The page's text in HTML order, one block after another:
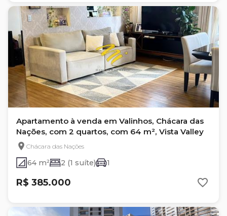
Apartamento à venda em Valinhos, Chácara das
Nações, com 2 quartos, com 64 m², Vista Valley
Chácara das Nações
64 m² 2 (1 suíte) 1
R$ 385.000